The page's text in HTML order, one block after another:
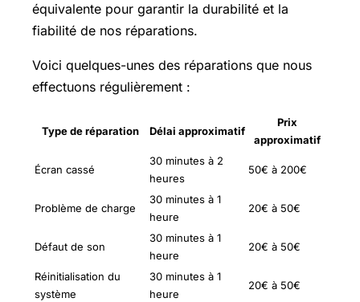
équivalente pour garantir la durabilité et la
fiabilité de nos réparations.
Voici quelques-unes des réparations que nous
effectuons régulièrement :
Type de réparation Délai approximatif
Prix
approximatif
Écran cassé
30 minutes à 2
heures
50€ à 200€
Problème de charge
30 minutes à 1
heure
20€ à 50€
Défaut de son
30 minutes à 1
heure
20€ à 50€
Réinitialisation du
système
30 minutes à 1
heure
20€ à 50€